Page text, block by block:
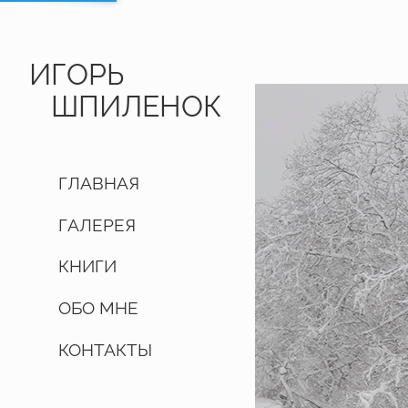
ИГОРЬ
ШПИЛЕНОК
ГЛАВНАЯ
ГАЛЕРЕЯ
КНИГИ
ОБО МНЕ
КОНТАКТЫ